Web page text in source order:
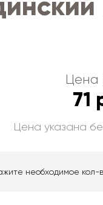
Цена
71
Цена указана
необходимое кол-